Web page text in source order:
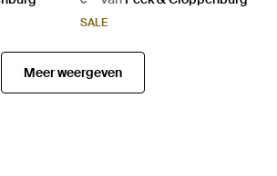
SALE
Meer weergeven